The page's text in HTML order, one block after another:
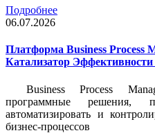
Подробнее
06.07.2026
Платформа Business Process
Катализатор
Business Process
программные решения,
автоматизировать и
бизнес-процессов